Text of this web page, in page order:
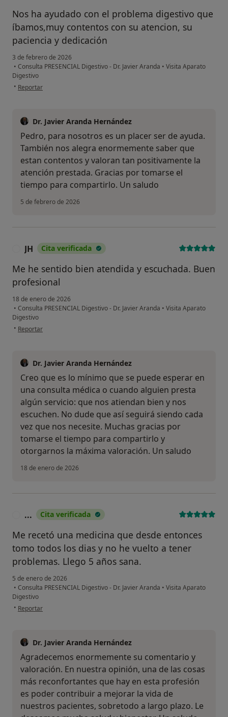
Nos ha ayudado con el problema digestivo que
íbamos,muy contentos con su atencion, su
paciencia y dedicación
3 de febrero de 2026
• Consulta PRESENCIAL Digestivo - Dr. Javier Aranda • Visita Aparato
Digestivo
• en opinión del usuario Pedro
Reportar
Dr. Javier Aranda Hernández
Pedro, para nosotros es un placer ser de ayuda.
También nos alegra enormemente saber que
estan contentos y valoran tan positivamente la
atención prestada. Gracias por tomarse el
tiempo para compartirlo. Un saludo
5 de febrero de 2026
JH Cita verificada
Me he sentido bien atendida y escuchada. Buen
profesional
18 de enero de 2026
• Consulta PRESENCIAL Digestivo - Dr. Javier Aranda • Visita Aparato
Digestivo
• en opinión del usuario JH
Reportar
Dr. Javier Aranda Hernández
Creo que es lo mínimo que se puede esperar en
una consulta médica o cuando alguien presta
algún servicio: que nos atiendan bien y nos
escuchen. No dude que así seguirá siendo cada
vez que nos necesite. Muchas gracias por
tomarse el tiempo para compartirlo y
otorgarnos la máxima valoración. Un saludo
18 de enero de 2026
... Cita verificada
Me recetó una medicina que desde entonces
tomo todos los dias y no he vuelto a tener
problemas. Llego 5 años sana.
5 de enero de 2026
• Consulta PRESENCIAL Digestivo - Dr. Javier Aranda • Visita Aparato
Digestivo
• en opinión del usuario ...
Reportar
Dr. Javier Aranda Hernández
Agradecemos enormemente su comentario y
valoración. En nuestra opinión, una de las cosas
más reconfortantes que hay en esta profesión
es poder contribuir a mejorar la vida de
nuestros pacientes, sobretodo a largo plazo. Le